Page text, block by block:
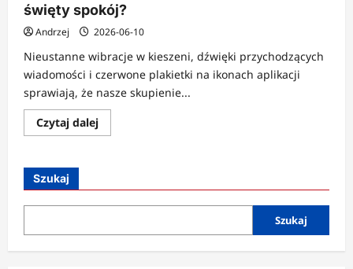
święty spokój?
Andrzej 2026-06-10
Nieustanne wibracje w kieszeni, dźwięki przychodzących
wiadomości i czerwone plakietki na ikonach aplikacji
sprawiają, że nasze skupienie...
Czytaj dalejDowiedz
się
powiadomienia
odzyskać
spokój?
Szukaj
Szukaj